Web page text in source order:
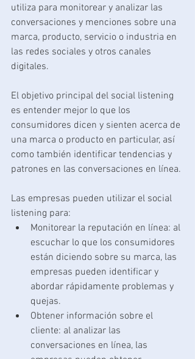
utiliza para monitorear y analizar las
conversaciones y menciones sobre una
marca, producto, servicio o industria en
las redes sociales y otros canales
digitales.
El objetivo principal del social listening
es entender mejor lo que los
consumidores dicen y sienten acerca de
una marca o producto en particular, así
como también identificar tendencias y
patrones en las conversaciones en línea.
Las empresas pueden utilizar el social
listening para:
Monitorear la reputación en línea: al
escuchar lo que los consumidores
están diciendo sobre su marca, las
empresas pueden identificar y
abordar rápidamente problemas y
quejas.
Obtener información sobre el
cliente: al analizar las
conversaciones en línea, las